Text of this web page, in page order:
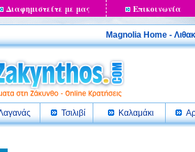
Διαφημιστείτε με μας Επικοινωνία
Magnolia Home -
Τσιλιβί Καλαμάκι